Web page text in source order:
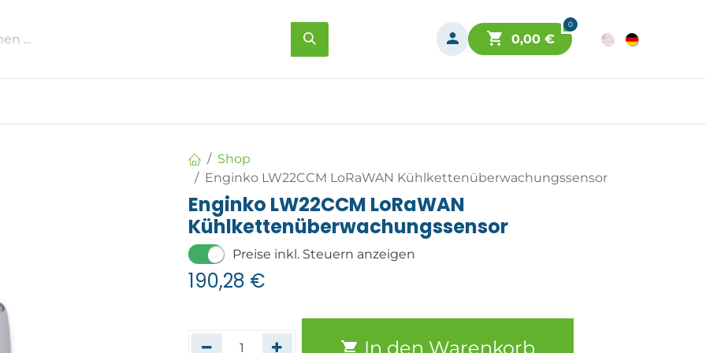
0
0,00€
Shop
Enginko LW22CCM LoRaWAN Kühlkettenüberwachungssensor
Enginko LW22CCM LoRaWAN
Kühlkettenüberwachungssensor
Preise inkl. Steuern anzeigen
190,28 €
In den Warenkorb